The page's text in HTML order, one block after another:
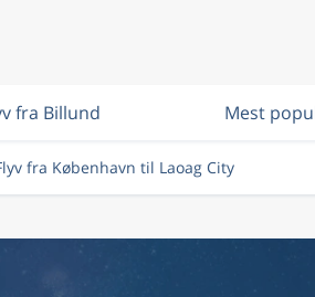
fra Billund Mest
fra København til Laoag City